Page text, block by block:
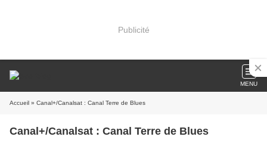
Publicité
MENU
Accueil » Canal+/Canalsat : Canal Terre de Blues
Canal+/Canalsat : Canal Terre de Blues